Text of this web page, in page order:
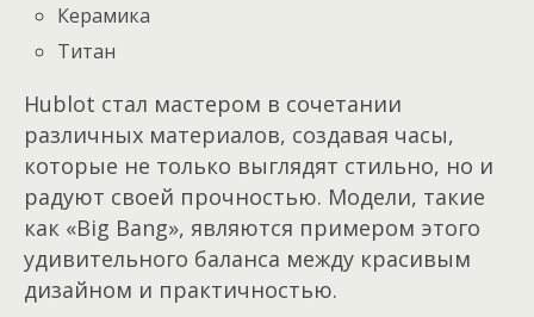
Керамика
Титан
Hublot стал мастером в сочетании
различных материалов, создавая часы,
которые не только выглядят стильно, но и
радуют своей прочностью. Модели, такие
как «Big Bang», являются примером этого
удивительного баланса между красивым
дизайном и практичностью.